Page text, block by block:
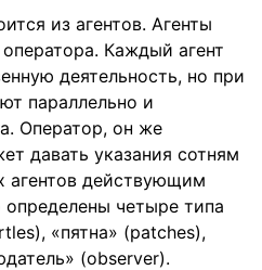
из агентов. Агенты
Каждый агент
деятельность, но при
параллельно и
Оператор, он же
давать указания сотням
агентов действующим
четыре типа
«пятна» (patches),
(observer).